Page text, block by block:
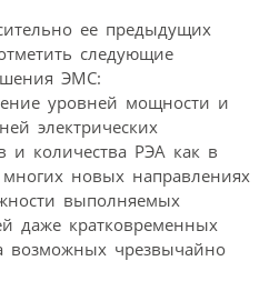
ее предыдущих
следующие
ЭМС:
уровней мощности и
электрических
и количества РЭА как в
новых направлениях
выполняемых
даже кратковременных
возможных чрезвычайно